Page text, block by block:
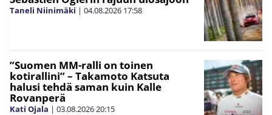
Taneli Niinimäki | 04.08.2026 17:58
”Suomen MM-ralli on toinen
kotirallini” – Takamoto Katsuta
halusi tehdä saman kuin Kalle
Rovanperä
Kati Ojala | 03.08.202620:15